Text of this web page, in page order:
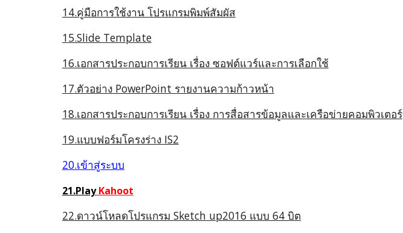
14.คู่มือการใช้งาน โปรแกรมพิมพ์สัมผัส
15.Slide Template
16.เอกสารประกอบการเรียน เรื่อง ซอฟต์แวร์และการเลือกใช้
17.ตัวอย่าง PowerPoint รายงานความก้าวหน้า
18.เอกสารประกอบการเรียน เรื่อง การสื่อสารข้อมูลและเครือข่ายคอมพิวเตอร์
19.แบบฟอร์มโครงร่าง IS2
20.เข้าสู่ระบบ
21.PlayKahoot
22.ดาวน์โหลดโปรแกรม Sketch up2016 แบบ 64 บิต